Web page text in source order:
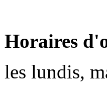
Horaires
les lundis,